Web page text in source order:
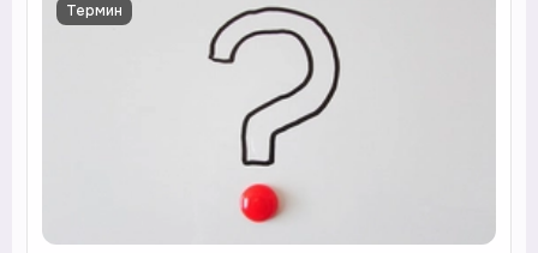
Термин